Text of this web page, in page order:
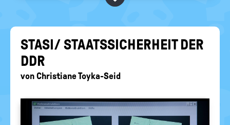
politische
EURE AKTUELLEN FRAGEN...
STASI/ STAATS­SI­CHER­HEIT DER
DDR
von Christiane Toyka-Seid